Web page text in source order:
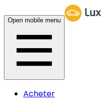
Open mobile menu
Acheter